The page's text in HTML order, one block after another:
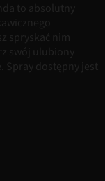
to absolutny
spryskać nim
swój ulubiony
Spray dostępny jest